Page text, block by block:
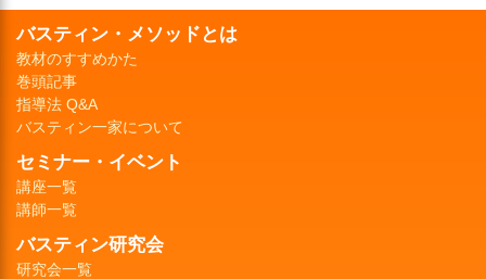
バスティン・メソッドとは
教材のすすめかた
巻頭記事
指導法 Q&A
バスティン一家について
セミナー・イベント
講座一覧
講師一覧
バスティン研究会
研究会一覧